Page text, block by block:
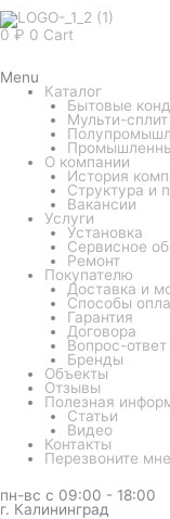
0 ₽ 0 Cart
Menu
Каталог
Бытовые
Мульти-
О компании
История
Структура и
Вакансии
Услуги
Установка
Сервисное
Ремонт
Покупателю
Доставка и
Способы
Гарантия
Договора
Вопрос-ответ
Бренды
Объекты
Отзывы
Полезная
Статьи
Видео
Контакты
Перезвоните мне
пн-вс с 09:00 - 18:00
г. Калининград